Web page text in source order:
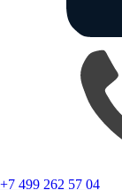
+7 499 262 57 04